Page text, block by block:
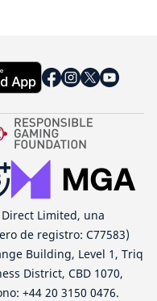
Limited, una
de registro: C77583)
Building, Level 1, Triq
District, CBD 1070,
+44 20 3150 0476.